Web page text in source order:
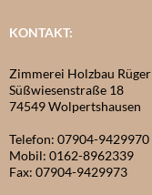
KONTAKT:
Zimmerei Holzbau Rüger
Süßwiesenstraße 18
74549 Wolpertshausen
Telefon: 07904-9429970
Mobil: 0162-8962339
Fax: 07904-9429973